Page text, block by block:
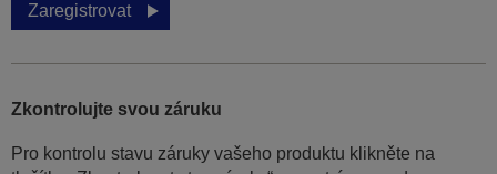
Zaregistrovat
Zkontrolujte svou záruku
Pro kontrolu stavu záruky vašeho produktu klikněte na